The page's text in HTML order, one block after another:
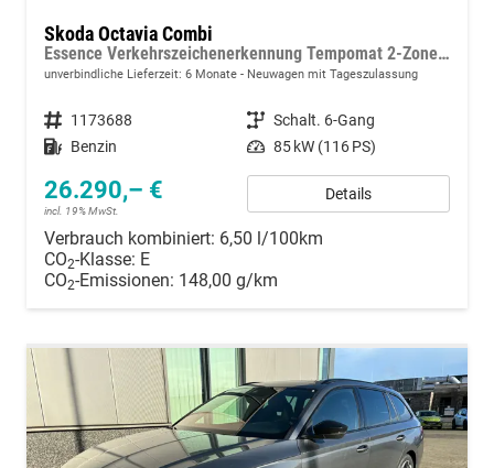
Skoda Octavia Combi
Essence Verkehrszeichenerkennung Tempomat 2-Zonen Klimaauto. LED-Scheinwerfer
unverbindliche Lieferzeit: 6 Monate Neuwagen mit Tageszulassung
Fahrzeugnummer 1173688 Getriebe Schalt. 6-Gang
Kraftstoff Benzin Leistung 85 kW (116 PS)
26.290,– €
incl. 19% MwSt.
Details
Verbrauch kombiniert: 6,50 l/100km
CO2-Klasse: E
CO2-Emissionen: 148,00 g/km